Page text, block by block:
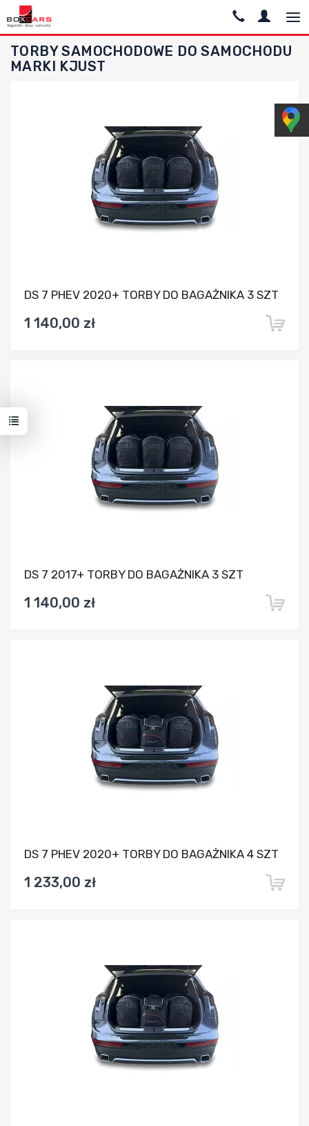
TORBY SAMOCHODOWE DO SAMOCHODU
MARKI KJUST
DS 7 PHEV 2020+ TORBY DO BAGAŻNIKA 3 SZT
1 140,00 zł
DS 7 2017+ TORBY DO BAGAŻNIKA 3 SZT
1 140,00 zł
DS 7 PHEV 2020+ TORBY DO BAGAŻNIKA 4 SZT
1 233,00 zł